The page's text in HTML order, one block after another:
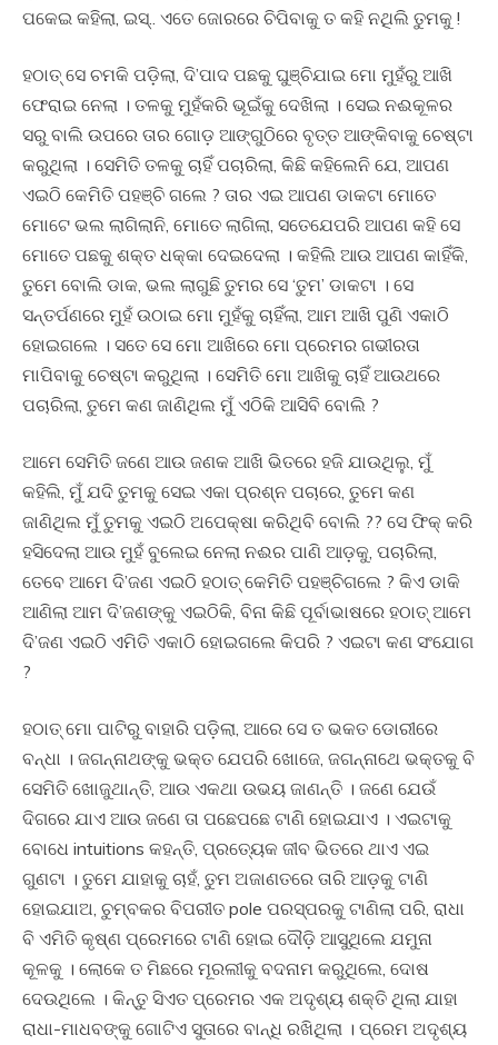
ପକେଇ କହିଲା, ଇସ୍.. ଏତେ ଜୋରରେ ଚିପିବାକୁ ତ କହି ନଥିଲି ତୁମକୁ !
ହଠାତ୍ ସେ ଚମକି ପଡ଼ିଲା, ଦି’ପାଦ ପଛକୁ ଘୁଞ୍ଚିଯାଇ ମୋ ମୁହଁରୁ ଆଖି
ଫେରାଇ ନେଲା । ତଳକୁ ମୁହଁକରି ଭୂଇଁକୁ ଦେଖିଲା । ସେଇ ନଈକୂଳର
ସରୁ ବାଲି ଉପରେ ତାର ଗୋଡ଼ ଆଙ୍ଗୁଠିରେ ବୃତ୍ତ ଆଙ୍କିବାକୁ ଚେଷ୍ଟା
କରୁଥିଲା । ସେମିତି ତଳକୁ ଚାହିଁ ପଚାରିଲା, କିଛି କହିଲେନି ଯେ, ଆପଣ
ଏଇଠି କେମିତି ପହଞ୍ଚି ଗଲେ ? ତାର ଏଇ ଆପଣ ଡାକଟା ମୋତେ
ମୋଟେ ଭଲ ଲାଗିଲାନି, ମୋତେ ଲାଗିଲା, ସତେଯେପରି ଆପଣ କହି ସେ
ମୋତେ ପଛକୁ ଶକ୍ତ ଧକ୍କା ଦେଇଦେଲା । କହିଲି ଆଉ ଆପଣ କାହିଁକି,
ତୁମେ ବୋଲି ଡାକ, ଭଲ ଲାଗୁଛି ତୁମର ସେ ‘ତୁମ’ ଡାକଟା । ସେ
ସନ୍ତର୍ପଣରେ ମୁହଁ ଉଠାଇ ମୋ ମୁହଁକୁ ଚାହିଁଲା, ଆମ ଆଖି ପୁଣି ଏକାଠି
ହୋଇଗଲେ । ସତେ ସେ ମୋ ଆଖିରେ ମୋ ପ୍ରେମର ଗଭୀରତା
ମାପିବାକୁ ଚେଷ୍ଟା କରୁଥିଲା । ସେମିତି ମୋ ଆଖିକୁ ଚାହିଁ ଆଉଥରେ
ପଚାରିଲା, ତୁମେ କଣ ଜାଣିଥିଲ ମୁଁ ଏଠିକି ଆସିବି ବୋଲି ?
ଆମେ ସେମିତି ଜଣେ ଆଉ ଜଣକ ଆଖି ଭିତରେ ହଜି ଯାଉଥିଲୁ, ମୁଁ
କହିଲି, ମୁଁ ଯଦି ତୁମକୁ ସେଇ ଏକା ପ୍ରଶ୍ନ ପଚାରେ, ତୁମେ କଣ
ଜାଣିଥିଲ ମୁଁ ତୁମକୁ ଏଇଠି ଅପେକ୍ଷା କରିଥିବି ବୋଲି ?? ସେ ଫିକ୍ କରି
ହସିଦେଲା ଆଉ ମୁହଁ ବୁଲେଇ ନେଲା ନଈର ପାଣି ଆଡ଼କୁ, ପଚାରିଲା,
ତେବେ ଆମେ ଦି’ଜଣ ଏଇଠି ହଠାତ୍ କେମିତି ପହଞ୍ଚିଗଲେ ? କିଏ ଡାକି
ଆଣିଲା ଆମ ଦି’ଜଣଙ୍କୁ ଏଇଠିକି, ବିନା କିଛି ପୂର୍ବାଭାଷରେ ହଠାତ୍ ଆମେ
ଦି’ଜଣ ଏଇଠି ଏମିତି ଏକାଠି ହୋଇଗଲେ କିପରି ? ଏଇଟା କଣ ସଂଯୋଗ
?
ହଠାତ୍ ମୋ ପାଟିରୁ ବାହାରି ପଡ଼ିଲା, ଆରେ ସେ ତ ଭକତ ଡୋରୀରେ
ବନ୍ଧା । ଜଗନ୍ନାଥଙ୍କୁ ଭକ୍ତ ଯେପରି ଖୋଜେ, ଜଗନ୍ନାଥେ ଭକ୍ତକୁ ବି
ସେମିତି ଖୋଜୁଥାନ୍ତି, ଆଉ ଏକଥା ଉଭୟ ଜାଣନ୍ତି । ଜଣେ ଯେଉଁ
ଦିଗରେ ଯାଏ ଆଉ ଜଣେ ତା ପଛେପଛେ ଟାଣି ହୋଇଯାଏ । ଏଇଟାକୁ
ବୋଧେ intuitions କହନ୍ତି, ପ୍ରତ୍ୟେକ ଜୀବ ଭିତରେ ଥାଏ ଏଇ
ଗୁଣଟା । ତୁମେ ଯାହାକୁ ଚାହଁ, ତୁମ ଅଜାଣତରେ ତାରି ଆଡ଼କୁ ଟାଣି
ହୋଇଯାଅ, ଚୁମ୍ବକର ବିପରୀତ pole ପରସ୍ପରକୁ ଟାଣିଲା ପରି, ରାଧା
ବି ଏମିତି କୃଷ୍ଣ ପ୍ରେମରେ ଟାଣି ହୋଇ ଦୌଡ଼ି ଆସୁଥିଲେ ଯମୁନା
କୂଳକୁ । ଲୋକେ ତ ମିଛରେ ମୂରଲୀକୁ ବଦନାମ କରୁଥିଲେ, ଦୋଷ
ଦେଉଥିଲେ । କିନ୍ତୁ ସିଏତ ପ୍ରେମର ଏକ ଅଦୃଶ୍ୟ ଶକ୍ତି ଥିଲା ଯାହା
ରାଧା-ମାଧବଙ୍କୁ ଗୋଟିଏ ସୁତାରେ ବାନ୍ଧି ରଖିଥିଲା । ପ୍ରେମ ଅଦୃଶ୍ୟ